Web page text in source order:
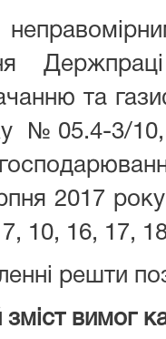
та
№05.4-3/10,
2017
10, 16, 17,
решти
вимог